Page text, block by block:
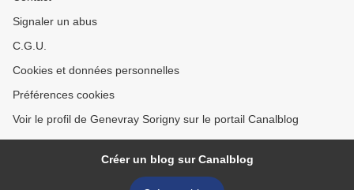
Signaler un abus
C.G.U.
Cookies et données personnelles
Préférences cookies
Voir le profil de Genevray Sorigny sur le portail Canalblog
Créer un blog sur Canalblog